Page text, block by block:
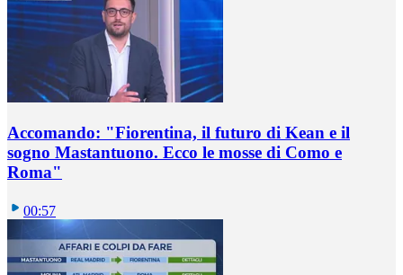
Accomando: "Fiorentina, il futuro di Kean e il
sogno Mastantuono. Ecco le mosse di Como e
Roma"
00:57